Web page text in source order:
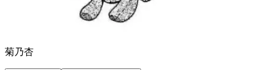
菊乃杏